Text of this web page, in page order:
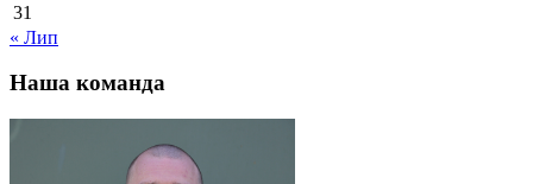
31
« Лип
Наша команда